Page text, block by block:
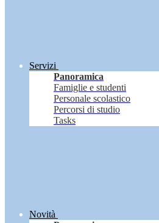
Servizi
Panoramica
Famiglie e studenti
Personale scolastico
Percorsi di studio
Tasks
Novità